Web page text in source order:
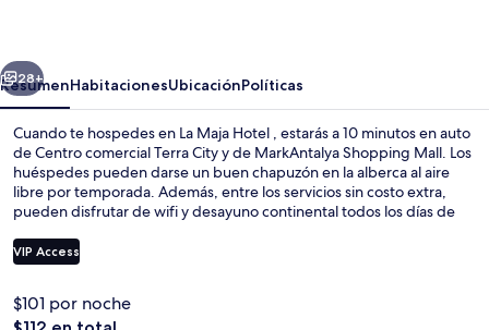
Siguiente
28+
ResumenHabitacionesUbicaciónPolíticas
Cuando te hospedes en La Maja Hotel , estarás a 10 minutos en auto
de Centro comercial Terra City y de MarkAntalya Shopping Mall. Los
huéspedes pueden darse un buen chapuzón en la alberca al aire
libre por temporada. Además, entre los servicios sin costo extra,
pueden disfrutar de wifi y desayuno continental todos los días de
Adriano están a solo unos minutos en auto. Otros visitantes hablan
maravillas de las amenidades y características como el personal
VIP Access
$101 por noche
El